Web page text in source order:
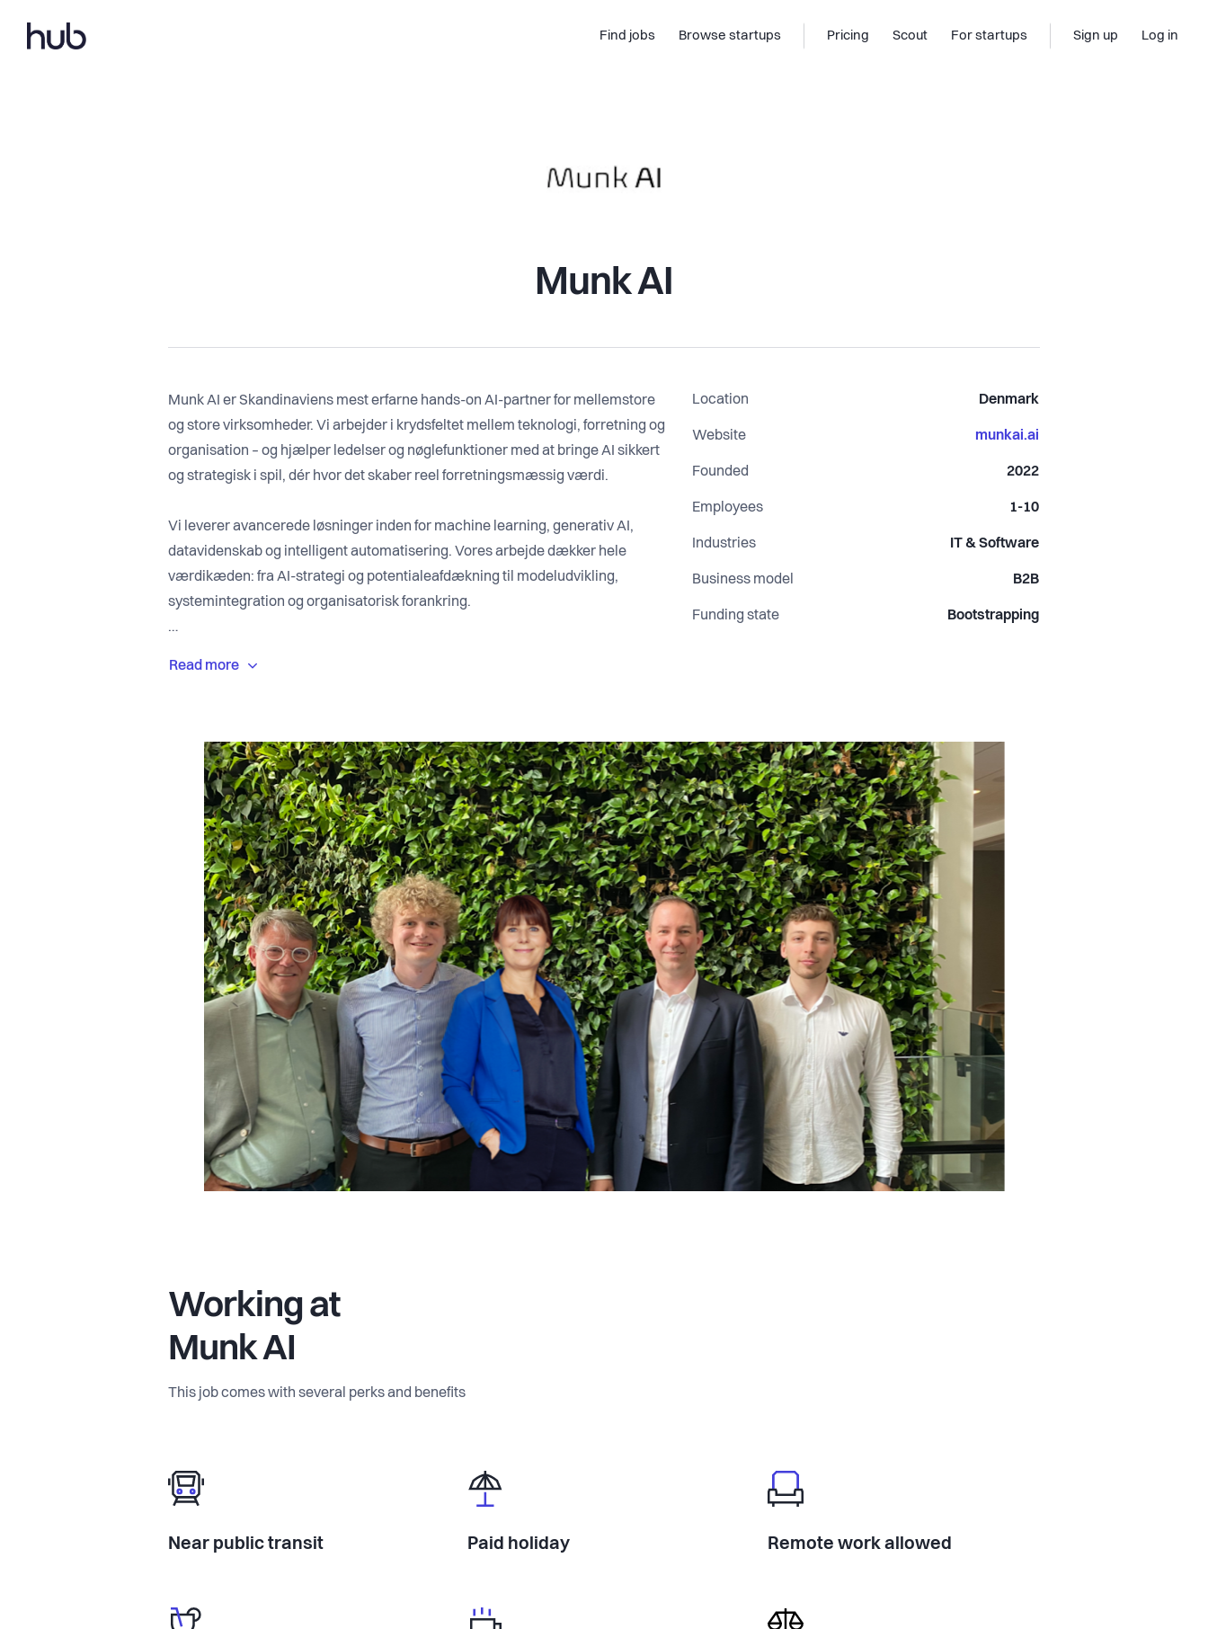
Find jobs Browse startups Pricing Scout For startups Sign up Log in
Munk AI
Munk AI er Skandinaviens mest erfarne hands-on AI-partner for mellemstore
og store virksomheder. Vi arbejder i krydsfeltet mellem teknologi, forretning og
organisation – og hjælper ledelser og nøglefunktioner med at bringe AI sikkert
og strategisk i spil, dér hvor det skaber reel forretningsmæssig værdi.
Vi leverer avancerede løsninger inden for machine learning, generativ AI,
datavidenskab og intelligent automatisering. Vores arbejde dækker hele
værdikæden: fra AI-strategi og potentialeafdækning til modeludvikling,
systemintegration og organisatorisk forankring.
dagligt drift, beslutningsstøtte og forretningsudvikling på tværs af brancher.
Vi tror på AI som en strukturel konkurrencefaktor – ikke som eksperiment, men
som en del af kerneforretningen. Det er det ansvar, vi bygger vores rådgivning
og leverancer på.
Vores ambition er klar:
Vi vil være Europas førende AI konsulent- og udviklingshus.
Vi stræber ikke efter at blive størst i antal medarbejdere – men efter at skabe
størst mulig værdi med færrest mulige ressourcer, ved at lade AI løse alt det,
der kan automatiseres.
Location Denmark
Website munkai.ai
Founded 2022
Employees 1-10
Industries IT & Software
Business model B2B
Funding state Bootstrapping
Working at
Munk AI
This job comes with several perks and benefits
Near public transit Paid holiday Remote work allowed